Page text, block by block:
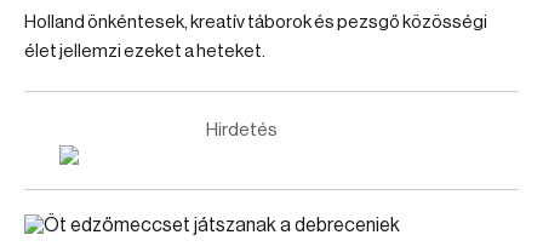
Holland önkéntesek, kreatív táborok és pezsgő közösségi
élet jellemzi ezeket a heteket.
Hirdetés